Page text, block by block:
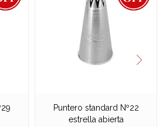
Puntero standard Nº22
estrella abierta